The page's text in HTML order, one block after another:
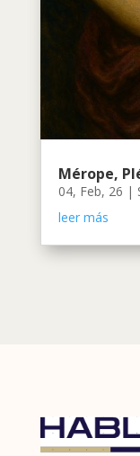
Mérope,
04, Feb, 26 |
leer más